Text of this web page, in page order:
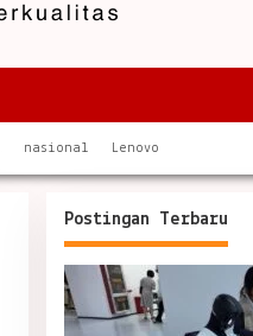
nasional Lenovo
Postingan Terbaru